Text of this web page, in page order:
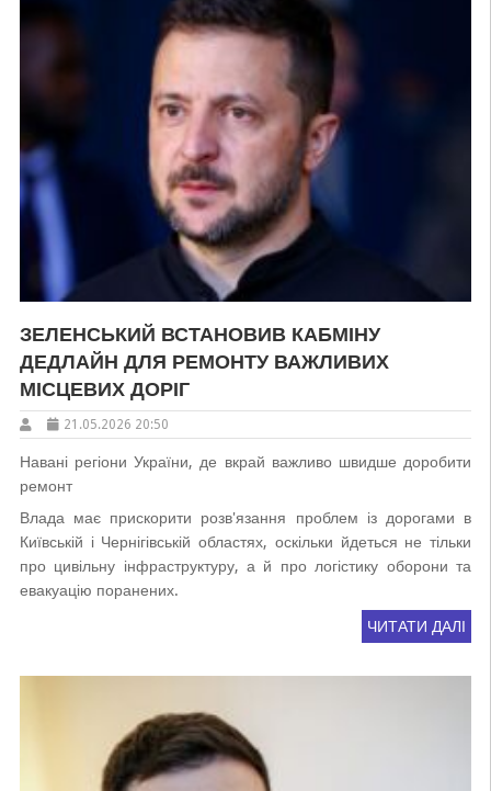
ЗЕЛЕНСЬКИЙ ВСТАНОВИВ КАБМІНУ
ДЕДЛАЙН ДЛЯ РЕМОНТУ ВАЖЛИВИХ
МІСЦЕВИХ ДОРІГ
21.05.2026 20:50
Навані регіони України, де вкрай важливо швидше доробити
ремонт
Влада має прискорити розв'язання проблем із дорогами в
Київській і Чернігівській областях, оскільки йдеться не тільки
про цивільну інфраструктуру, а й про логістику оборони та
евакуацію поранених.
ЧИТАТИ ДАЛІ